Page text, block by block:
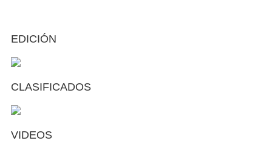
EDICIÓN
CLASIFICADOS
VIDEOS